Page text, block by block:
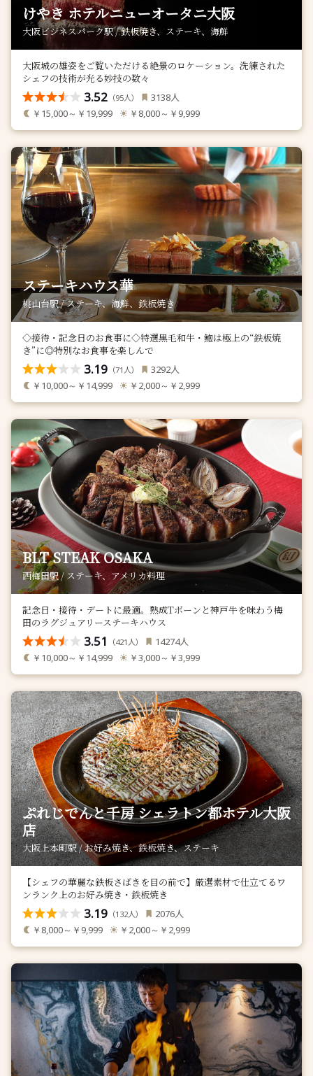
けやき ホテルニューオータニ大阪
大阪ビジネスパーク駅 / 鉄板焼き、ステーキ、海鮮
大阪城の雄姿をご覧いただける絶景のロケーション。洗練された
シェフの技術が光る妙技の数々
3.52 （95人） 3138人
￥15,000～￥19,999 ￥8,000～￥9,999
ステーキハウス華
桃山台駅 / ステーキ、海鮮、鉄板焼き
◇接待・記念日のお食事に◇特選黒毛和牛・鮑は極上の“鉄板焼
き”に◎特別なお食事を楽しんで
3.19 （71 人） 3292人
￥10,000～￥14,999 ￥2,000～￥2,999
BLT STEAK OSAKA
西梅田駅 / ステーキ、アメリカ料理
記念日・接待・デートに最適。熟成Tボーンと神戸牛を味わう梅
田のラグジュアリーステーキハウス
3.51 （421 人） 14274人
￥10,000～￥14,999 ￥3,000～￥3,999
ぷれじでんと千房 シェラトン都ホテル大阪
店
大阪上本町駅 / お好み焼き、鉄板焼き、ステーキ
【シェフの華麗な鉄板さばきを目の前で】厳選素材で仕立てるワ
ンランク上のお好み焼き・鉄板焼き
3.19 （132人） 2076人
￥8,000～￥9,999 ￥2,000～￥2,999